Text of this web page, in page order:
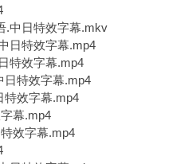
.中日特效字幕.mkv
日特效字幕.mp4
特效字幕.mp4
日特效字幕.mp4
特效字幕.mp4
幕.mp4
效字幕.mp4